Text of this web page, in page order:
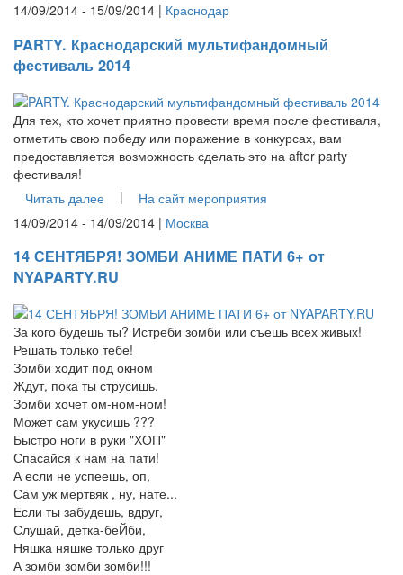
14/09/2014 - 15/09/2014 | Краснодар
PARTY. Краснодарский мультифандомный
фестиваль 2014
Для тех, кто хочет приятно провести время после фестиваля,
отметить свою победу или поражение в конкурсах, вам
предоставляется возможность сделать это на after party
фестиваля!
Читать далее
|
На сайт мероприятия
14/09/2014 - 14/09/2014 | Москва
14 СЕНТЯБРЯ! ЗОМБИ АНИМЕ ПАТИ 6+ от
NYAPARTY.RU
За кого будешь ты? Истреби зомби или съешь всех живых!
Решать только тебе!
Зомби ходит под окном
Ждут, пока ты струсишь.
Зомби хочет ом-ном-ном!
Может сам укусишь ???
Быстро ноги в руки "ХОП"
Спасайся к нам на пати!
А если не успеешь, оп,
Сам уж мертвяк , ну, нате...
Если ты забудешь, вдруг,
Слушай, детка-беЙби,
Няшка няшке только друг
А зомби зомби зомби!!!